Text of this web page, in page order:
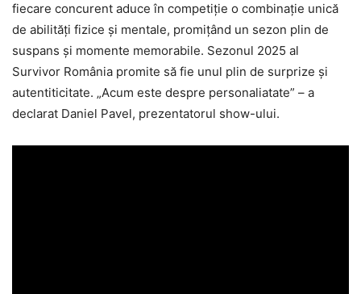
fiecare concurent aduce în competiție o combinație unică
de abilități fizice și mentale, promițând un sezon plin de
suspans și momente memorabile. Sezonul 2025 al
Survivor România promite să fie unul plin de surprize și
autentiticitate. „Acum este despre personaliatate” – a
declarat Daniel Pavel, prezentatorul show-ului.